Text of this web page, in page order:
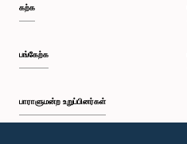
கற்க
பங்கேற்க
பாராளுமன்ற உறுப்பினர்கள்